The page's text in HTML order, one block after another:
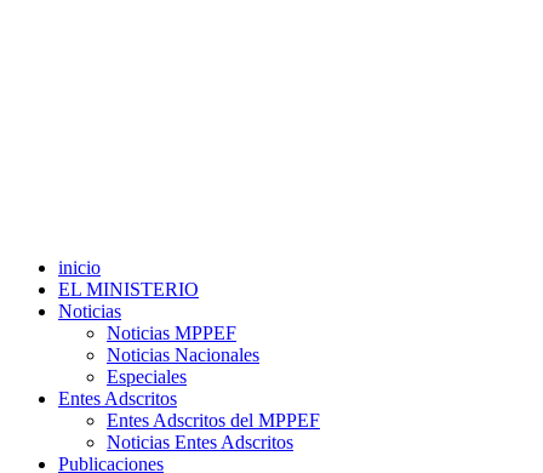
inicio
EL MINISTERIO
Noticias
Noticias MPPEF
Noticias Nacionales
Especiales
Entes Adscritos
Entes Adscritos del MPPEF
Noticias Entes Adscritos
Publicaciones